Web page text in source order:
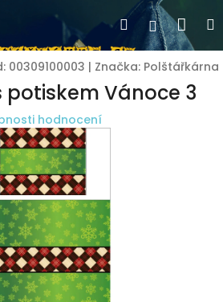
Hledat
00309100003 | Značka: Polštářkárna
potiskem Vánoce 3
hodnocení